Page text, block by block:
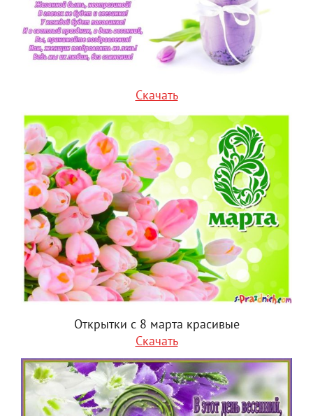
Скачать
Открытки с 8 марта красивые
Скачать